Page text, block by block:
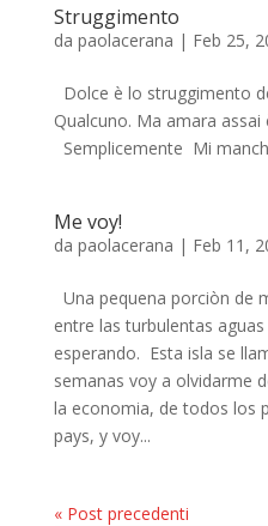
Struggimento
da paolacerana | Feb 25,
Dolce è lo struggimento
Qualcuno. Ma amara assai
Semplicemente Mi
Me voy!
da paolacerana | Feb 11,
Una pequena porciòn de
entre las turbulentas
esperando. Esta isla se
semanas voy a olvidarme
la economia, de todos los
pays, y voy...
« Post precedenti